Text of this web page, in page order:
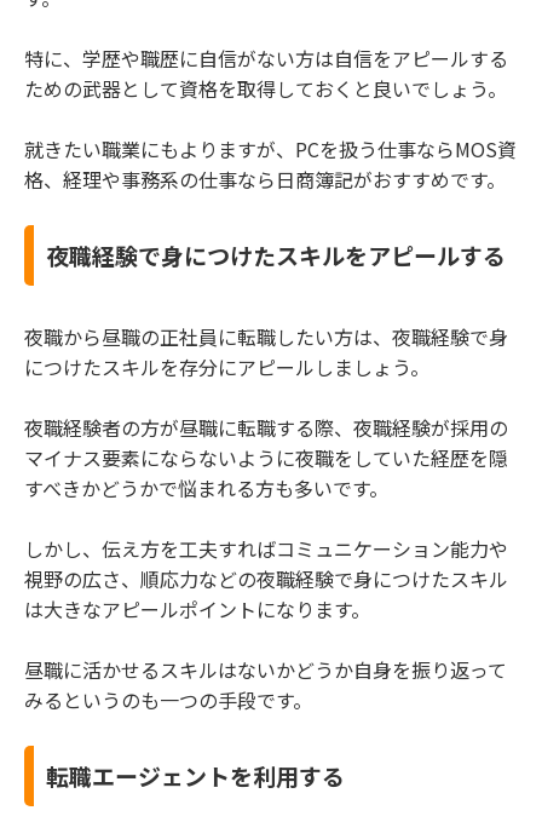
特に、学歴や職歴に自信がない方は自信をアピールする
ための武器として資格を取得しておくと良いでしょう。
就きたい職業にもよりますが、PCを扱う仕事ならMOS資
格、経理や事務系の仕事なら日商簿記がおすすめです。
夜職経験で身につけたスキルをアピールする
夜職から昼職の正社員に転職したい方は、夜職経験で身
につけたスキルを存分にアピールしましょう。
夜職経験者の方が昼職に転職する際、夜職経験が採用の
マイナス要素にならないように夜職をしていた経歴を隠
すべきかどうかで悩まれる方も多いです。
しかし、伝え方を工夫すればコミュニケーション能力や
視野の広さ、順応力などの夜職経験で身につけたスキル
は大きなアピールポイントになります。
昼職に活かせるスキルはないかどうか自身を振り返って
みるというのも一つの手段です。
転職エージェントを利用する